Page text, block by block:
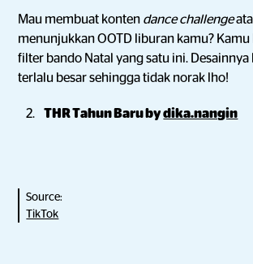
Mau membuat konten dance challenge
menunjukkan OOTD liburan kamu?
filter bando Natal yang satu ini.
terlalu besar sehingga tidak norak lho!
THR Tahun Baru bydika.nangin
Source:
TikTok